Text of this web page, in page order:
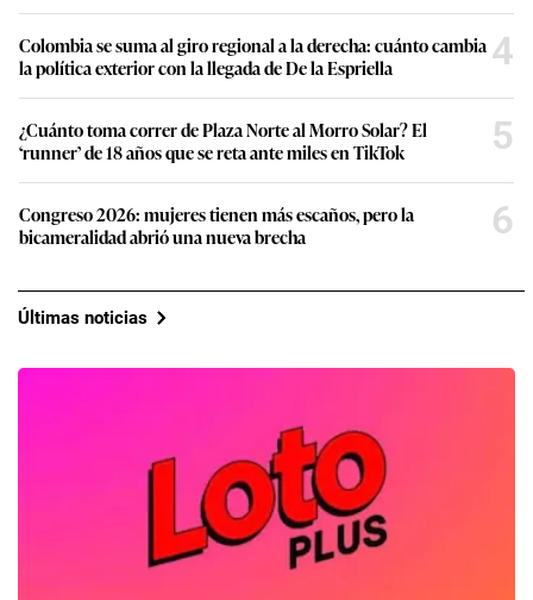
Colombia se suma al giro regional a la derecha: cuánto cambia
la política exterior con la llegada de De la Espriella
4
¿Cuánto toma correr de Plaza Norte al Morro Solar? El
‘runner’ de 18 años que se reta ante miles en TikTok
5
Congreso 2026: mujeres tienen más escaños, pero la
bicameralidad abrió una nueva brecha
6
Últimas noticias